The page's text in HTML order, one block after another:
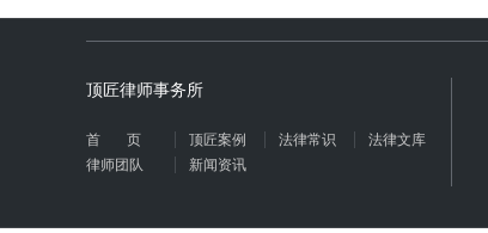
顶匠律师事务所
首页 顶匠案例 法律常识
法律文库
律师团队
新闻资讯